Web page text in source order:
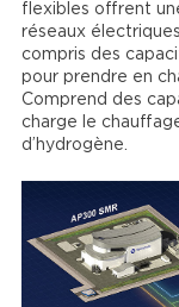
flexibles offrent
réseaux
compris des
pour prendre en
Comprend des
charge le
d’hydrogène.